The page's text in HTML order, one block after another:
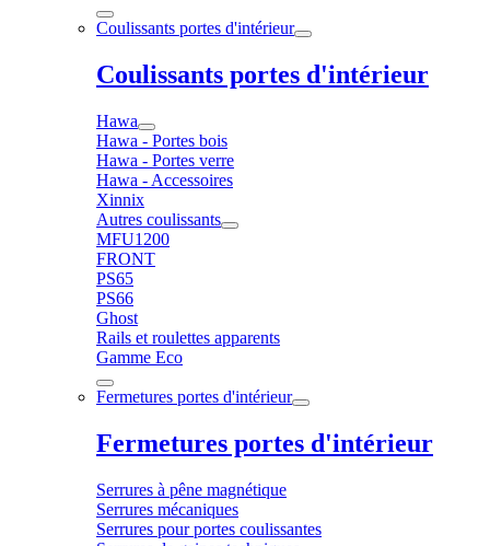
Coulissants portes d'intérieur
Coulissants portes d'intérieur
Hawa
Hawa - Portes bois
Hawa - Portes verre
Hawa - Accessoires
Xinnix
Autres coulissants
MFU1200
FRONT
PS65
PS66
Ghost
Rails et roulettes apparents
Gamme Eco
Fermetures portes d'intérieur
Fermetures portes d'intérieur
Serrures à pêne magnétique
Serrures mécaniques
Serrures pour portes coulissantes